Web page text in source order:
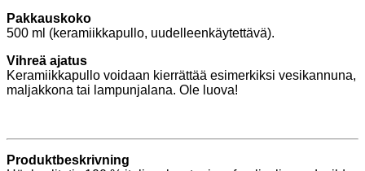
Pakkauskoko
500 ml (keramiikkapullo, uudelleenkäytettävä).
Vihreä ajatus
Keramiikkapullo voidaan kierrättää esimerkiksi vesikannuna,
maljakkona tai lampunjalana. Ole luova!
Produktbeskrivning